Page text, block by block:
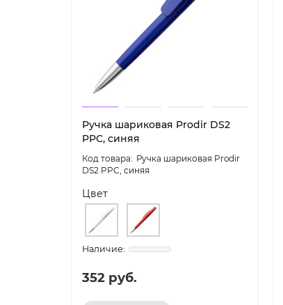
Ручка шариковая Prodir DS2
PPC, синяя
Ручка шариковая Prodir
DS2 PPC, синяя
Цвет
352 руб.